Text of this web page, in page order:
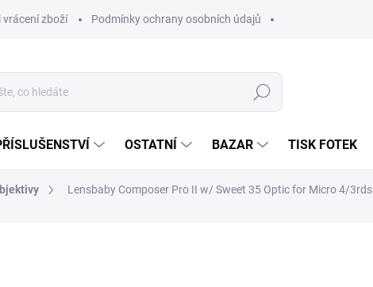
vrácení zboží Podmínky ochrany osobních údajů
Hledat
OSTATNÍ BAZAR TISK FOTEK
Lensbaby Composer Pro II w/ Sweet 35 Optic for Micro 4/3rds